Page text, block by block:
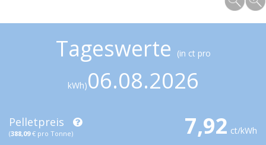
Tageswerte (in ct pro
kWh)06.08.2026
Pelletpreis
(388,09€ pro Tonne) 7,92 ct/kWh